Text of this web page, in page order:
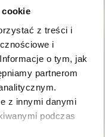
z treści i
i
Informacje o tym, jak
partnerom
z innymi danymi
podczas